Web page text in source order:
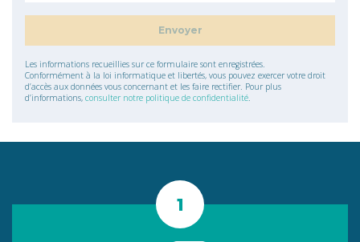
Les informations recueillies sur ce formulaire sont enregistrées.
Conformément à la loi informatique et libertés, vous pouvez exercer votre droit
d’accès aux données vous concernant et les faire rectifier. Pour plus
d’informations, consulter notre politique de confidentialité.